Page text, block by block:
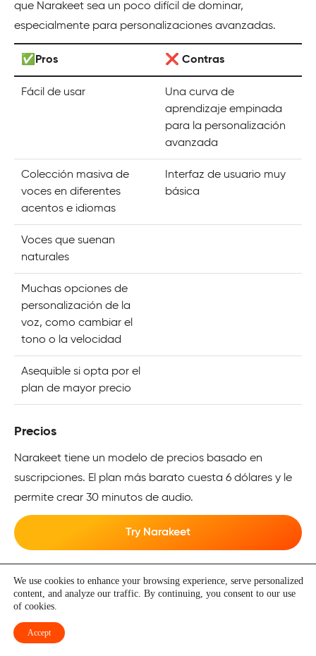
que Narakeet sea un poco difícil de dominar,
especialmente para personalizaciones avanzadas.
✅Pros ❌ Contras
Fácil de usar
Una curva de
aprendizaje empinada
para la personalización
avanzada
Colección masiva de
voces en diferentes
acentos e idiomas
Interfaz de usuario muy
básica
Voces que suenan
naturales
Muchas opciones de
personalización de la
voz, como cambiar el
tono o la velocidad
Asequible si opta por el
plan de mayor precio
Precios
Narakeet tiene un modelo de precios basado en
suscripciones. El plan más barato cuesta 6 dólares y le
permite crear 30 minutos de audio.
Try Narakeet
Voicebooking
una plataforma que pone en contacto a locutores con
We use cookies to enhance your browsing experience, serve personalized
content, and analyze our traffic. By continuing, you consent to our use
of cookies.
Accept